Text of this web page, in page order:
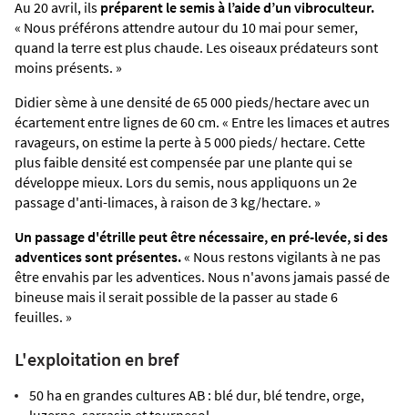
Au 20 avril, ils préparent le semis à l’aide d’un vibroculteur.
« Nous préférons attendre autour du 10 mai pour semer,
quand la terre est plus chaude. Les oiseaux prédateurs sont
moins présents. »
Didier sème à une densité de 65 000 pieds/hectare avec un
écartement entre lignes de 60 cm. « Entre les limaces et autres
ravageurs, on estime la perte à 5 000 pieds/ hectare. Cette
plus faible densité est compensée par une plante qui se
développe mieux. Lors du semis, nous appliquons un 2e
passage d'anti-limaces, à raison de 3 kg/hectare. »
Un passage d'étrille peut être nécessaire, en pré-levée, si des
adventices sont présentes.« Nous restons vigilants à ne pas
être envahis par les adventices. Nous n'avons jamais passé de
bineuse mais il serait possible de la passer au stade 6
feuilles. »
L'exploitation en bref
50 ha en grandes cultures AB : blé dur, blé tendre, orge,